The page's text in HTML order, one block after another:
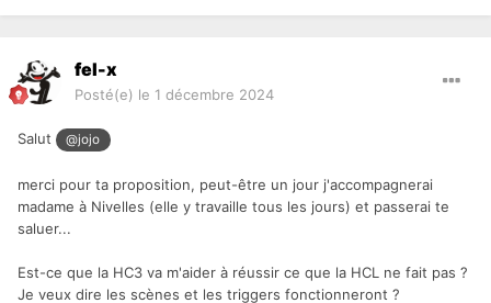
fel-x
Posté(e) le 1 décembre 2024
Salut @jojo
merci pour ta proposition, peut-être un jour j'accompagnerai
madame à Nivelles (elle y travaille tous les jours) et passerai te
saluer...
Est-ce que la HC3 va m'aider à réussir ce que la HCL ne fait pas ?
Je veux dire les scènes et les triggers fonctionneront ?